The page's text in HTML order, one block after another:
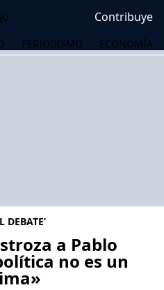
Contribuye
PERIODISMO ECONOMÍA
DEBATE’
a Pablo
no es un